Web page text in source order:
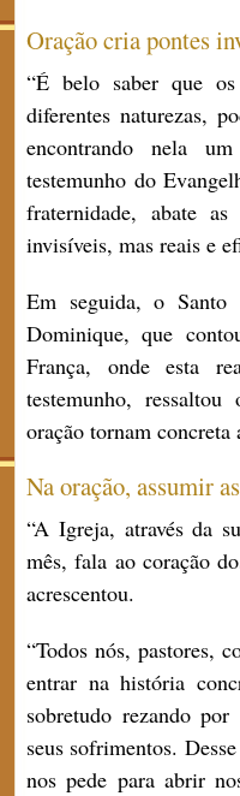
Oração cria pontes
“É belo saber que
diferentes naturezas,
encontrando nela
testemunho do
fraternidade, abate
invisíveis, mas reais e
Em seguida, o Santo
Dominique, que
França, onde esta
testemunho,
oração tornam concreta
Na oração, assumir
“A Igreja, através da
mês, fala ao coração
acrescentou.
“Todos nós, pastores,
entrar na história
sobretudo rezando
seus sofrimentos.
nos pede para abrir